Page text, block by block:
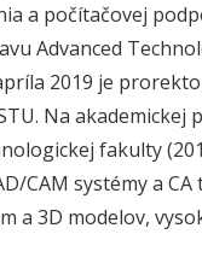
a počítačovej
Advanced
2019 je
. Na akademickej
fakulty
CAM systémy a
a 3D modelov,